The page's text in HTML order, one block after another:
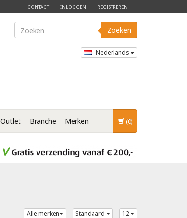
CONTACT INLOGGEN REGISTREREN
Zoeken
Nederlands
Outlet Branche Merken (0)
Alle merken Standaard 12